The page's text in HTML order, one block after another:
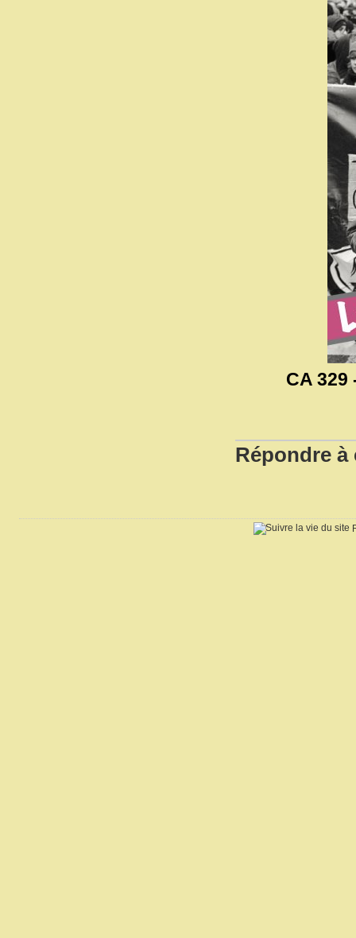
CA 329
Répondre à